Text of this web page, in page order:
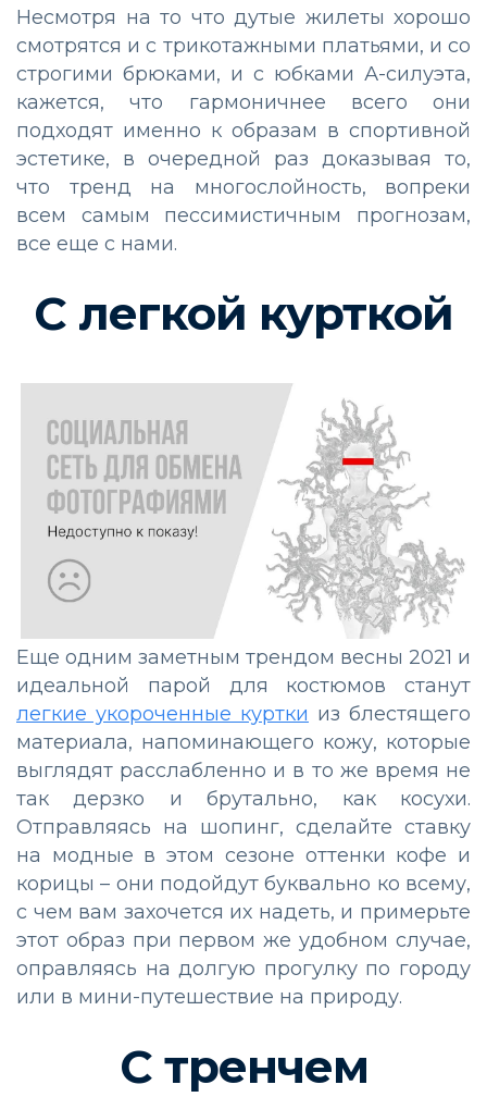
Несмотря на то что дутые жилеты хорошо
смотрятся и с трикотажными платьями, и со
строгими брюками, и с юбками А-силуэта,
кажется, что гармоничнее всего они
подходят именно к образам в спортивной
эстетике, в очередной раз доказывая то,
что тренд на многослойность, вопреки
всем самым пессимистичным прогнозам,
все еще с нами.
С легкой курткой
Еще одним заметным трендом весны 2021 и
идеальной парой для костюмов станут
легкие укороченные куртки из блестящего
материала, напоминающего кожу, которые
выглядят расслабленно и в то же время не
так дерзко и брутально, как косухи.
Отправляясь на шопинг, сделайте ставку
на модные в этом сезоне оттенки кофе и
корицы – они подойдут буквально ко всему,
с чем вам захочется их надеть, и примерьте
этот образ при первом же удобном случае,
оправляясь на долгую прогулку по городу
или в мини-путешествие на природу.
С тренчем